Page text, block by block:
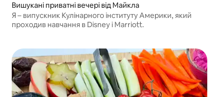
Вишукані приватні вечері від Майкла
Я – випускник Кулінарного інституту Америки, який
проходив навчання в Disney і Marriott.